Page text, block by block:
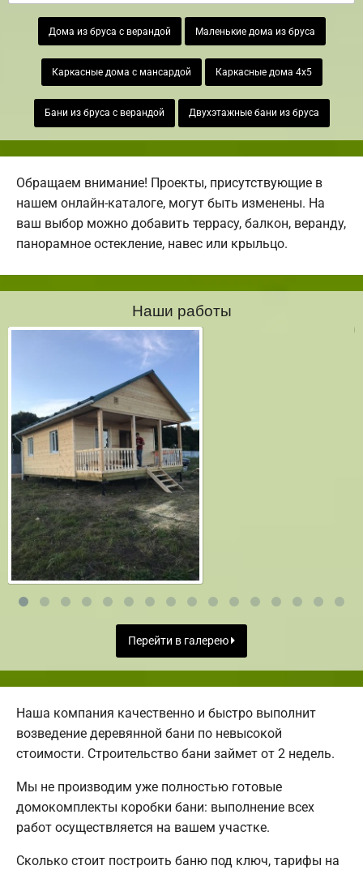
Дома из бруса с верандой Маленькие дома из бруса
Каркасные дома с мансардой Каркасные дома 4х5
Бани из бруса с верандой Двухэтажные бани из бруса
Обращаем внимание! Проекты, присутствующие в
нашем онлайн-каталоге, могут быть изменены. На
ваш выбор можно добавить террасу, балкон, веранду,
панорамное остекление, навес или крыльцо.
Наши работы
Перейти в галерею
Наша компания качественно и быстро выполнит
возведение деревянной бани по невысокой
стоимости. Строительство бани займет от 2 недель.
Мы не производим уже полностью готовые
домокомплекты коробки бани: выполнение всех
работ осуществляется на вашем участке.
Сколько стоит построить баню под ключ, тарифы на